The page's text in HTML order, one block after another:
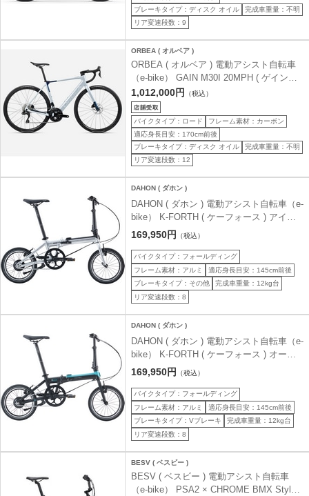
ブレーキタイプ：ディスク オイル
完成車重量：不明
リア変速段数：9
ORBEA ( オルベア )
ORBEA ( オルベア ) 電動アシスト自転車
（e-bike） GAIN M30I 20MPH ( ゲイン
M30I 20MPH ) ハロシルバー(マット)/ブル
ーカーボンビュー(グロス) S ( 身長目安
170cm前後 )
1,012,000円 （税込）
バイクタイプ：ロード
フレーム素材：カーボン
適応身長目安：170cm前後
ブレーキタイプ：ディスク オイル
完成車重量：不明
リア変速段数：12
DAHON ( ダホン )
DAHON ( ダホン ) 電動アシスト自転車（e-
bike） K-FORTH ( ケーフォース ) アイス
ブリーズ 16インチ ( 身長目安145-180cm )
169,950円 （税込）
バイクタイプ：フォールディング
フレーム素材：アルミ
適応身長目安：145cm前後
ブレーキタイプ：その他
完成車重量：12kg台
リア変速段数：8
DAHON ( ダホン )
DAHON ( ダホン ) 電動アシスト自転車（e-
bike） K-FORTH ( ケーフォース ) オーシ
ャンブルー 16インチ ( 身長目安145-180cm
169,950円 （税込）
バイクタイプ：フォールディング
フレーム素材：アルミ
適応身長目安：145cm前後
ブレーキタイプ：Vブレーキ
完成車重量：12kg台
リア変速段数：8
BESV ( ベスビー )
BESV ( ベスビー ) 電動アシスト自転車
（e-bike） PSA2 × CHROME BMX Style